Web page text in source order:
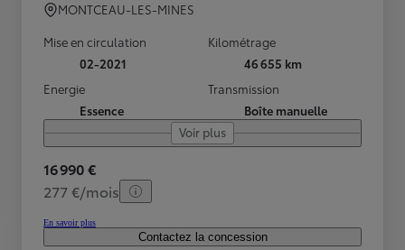
MONTCEAU-LES-MINES
Mise en circulation
02-2021
Kilométrage
46 655 km
Energie
Essence
Transmission
Boîte manuelle
Voir plus
16 990 €
277 €/mois
En savoir plus
Contactez la concession